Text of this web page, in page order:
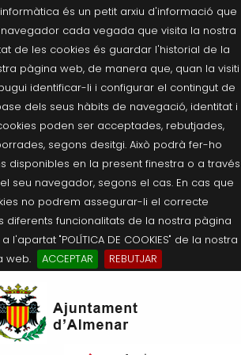
és un petit arxiu d'informació que
cada vegada que visita la nostra
de les cookies és guardar l'historial de la
pàgina web, de manera que, quan la visiti
identificar-li i configurar el contingut de
dels seus hàbits de navegació, identitat i
poden ser acceptades, rebutjades,
segons desitgi. Això podrà fer-ho
disponibles en la present finestra o a través
seu navegador, segons el cas. En cas que
no podrem assegurar-li el correcte
diferents funcionalitats de la nostra pàgina
"POLÍTICA DE COOKIES" de la nostra
web.
ACCEPTAR
REBUTJAR
i Medi